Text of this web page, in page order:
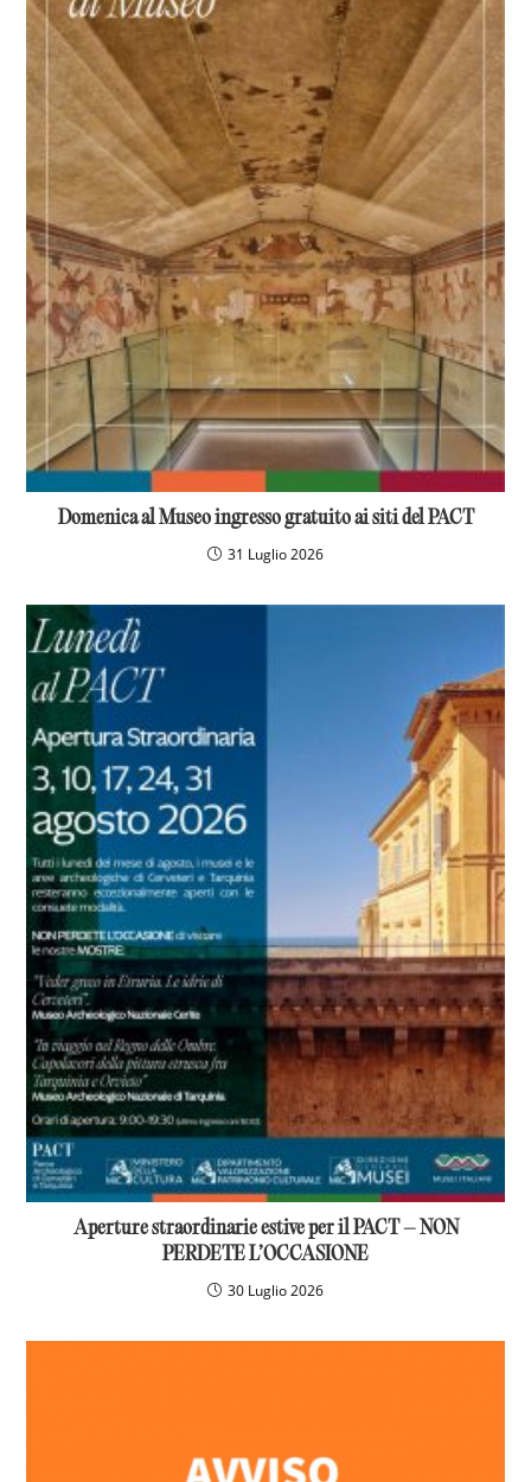
Domenica al Museo ingresso gratuito ai siti del PACT
31 Luglio 2026
Aperture straordinarie estive per il PACT – NON
PERDETE L’OCCASIONE
30 Luglio 2026